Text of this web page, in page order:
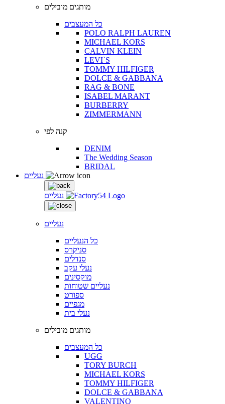
מותגים מובילים
כל המעצבים
POLO RALPH LAUREN
MICHAEL KORS
CALVIN KLEIN
LEVI`S
TOMMY HILFIGER
DOLCE & GABBANA
RAG & BONE
ISABEL MARANT
BURBERRY
ZIMMERMANN
קנה לפי
DENIM
The Wedding Season
BRIDAL
נעליים
נעליים
כל הנעליים
סניקרס
סנדלים
נעלי עקב
מוקסינים
נעליים שטוחות
ספורט
מגפיים
נעלי בית
מותגים מובילים
כל המעצבים
UGG
TORY BURCH
MICHAEL KORS
TOMMY HILFIGER
DOLCE & GABBANA
VALENTINO